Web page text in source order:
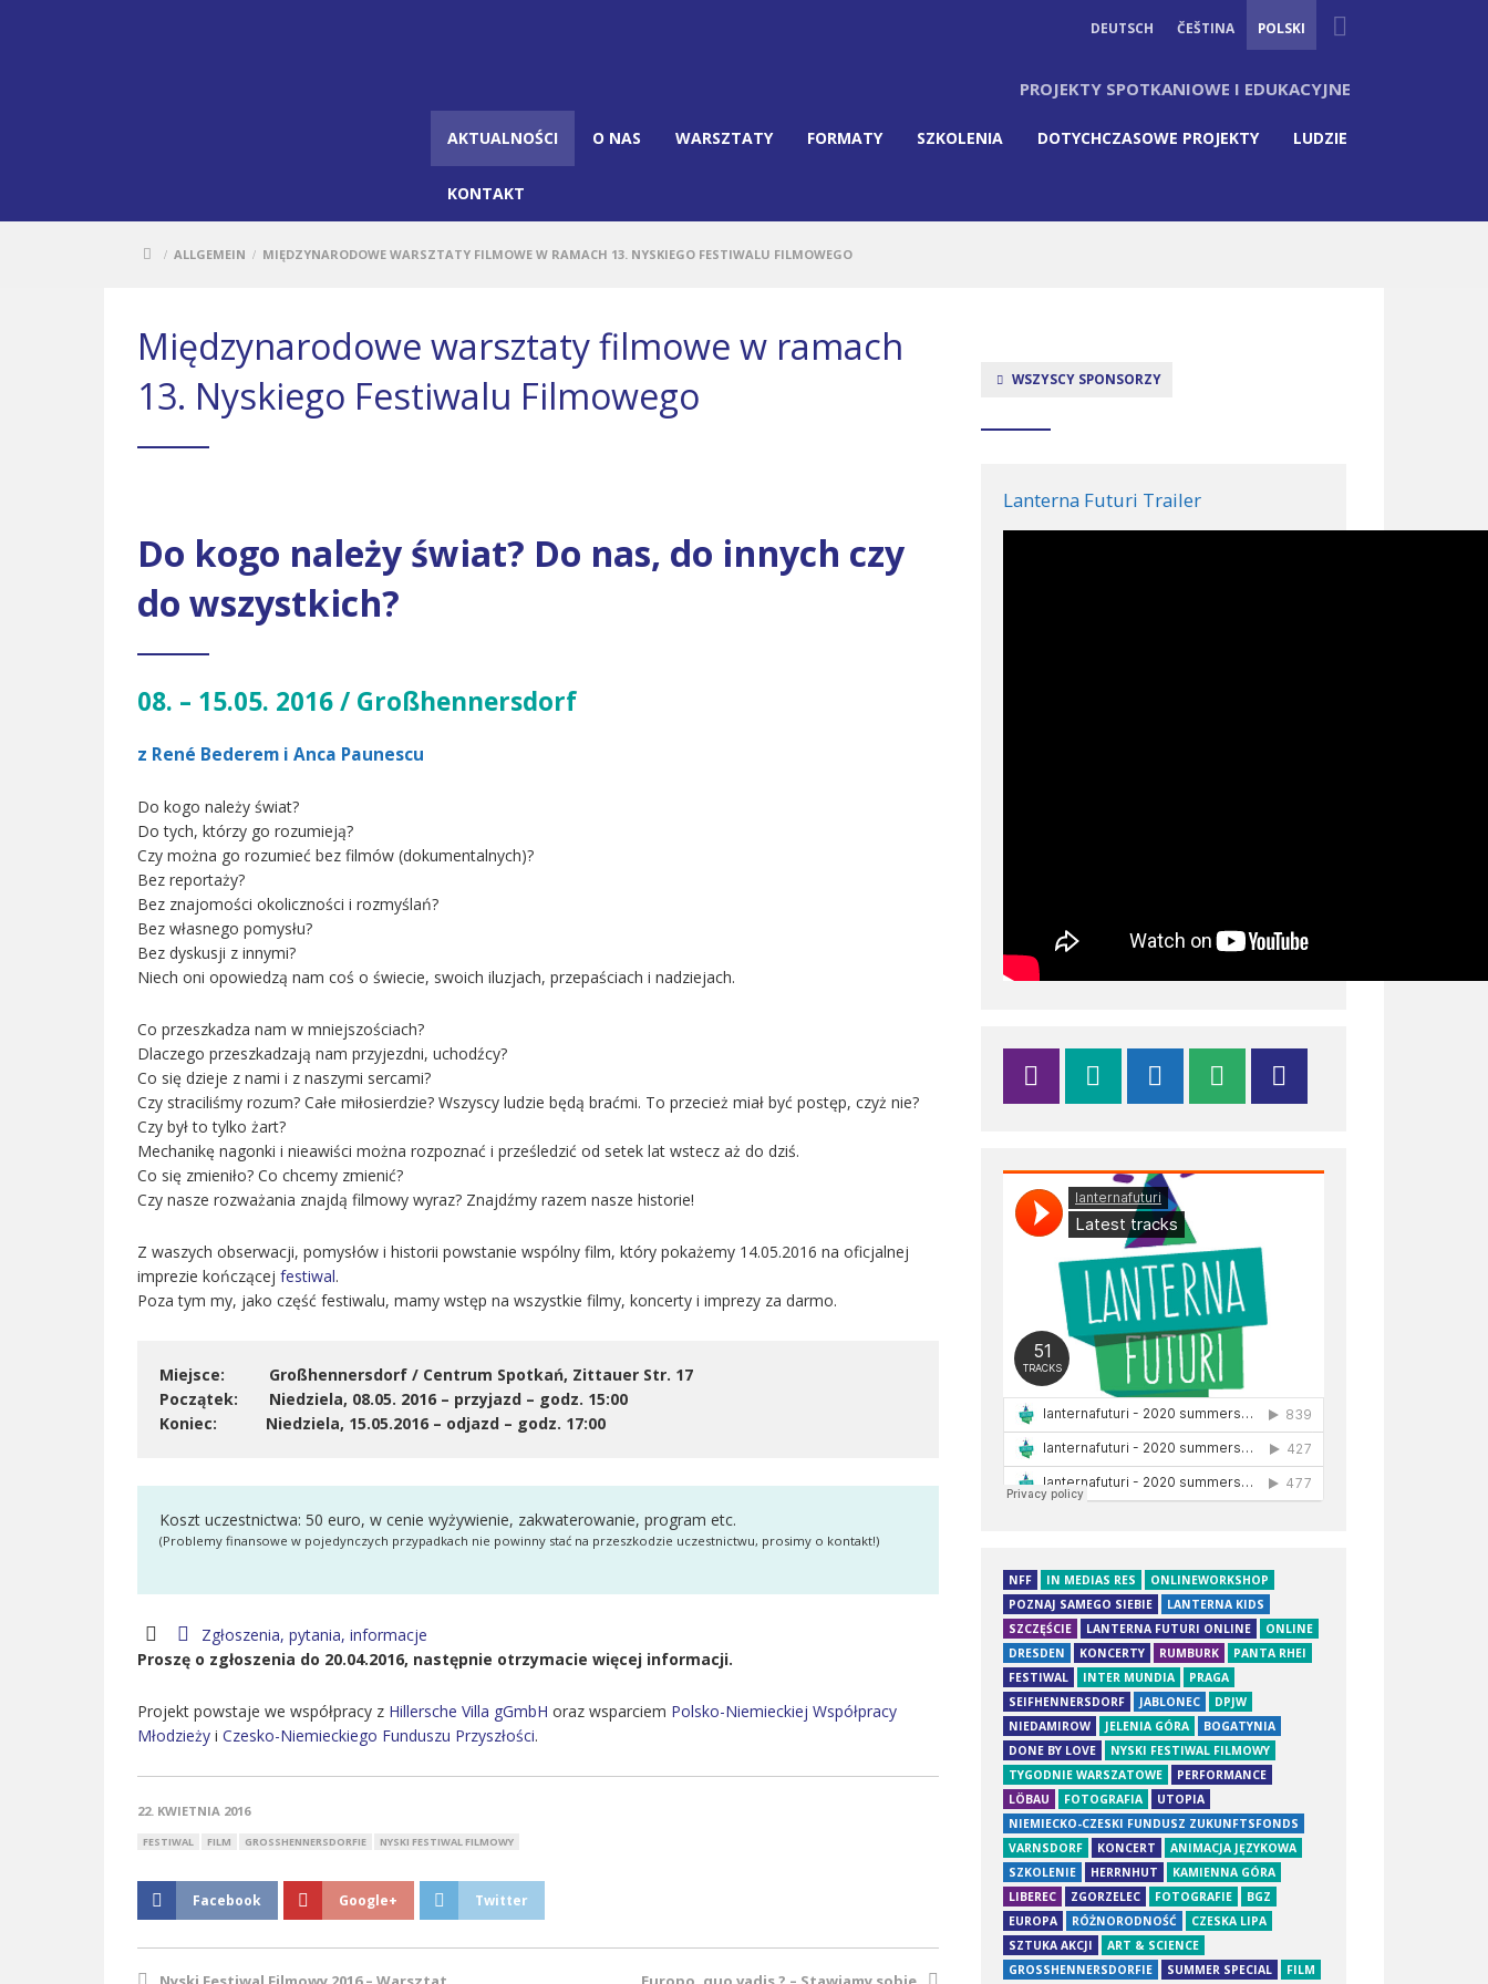
DEUTSCH ČEŠTINA POLSKI
PROJEKTY SPOTKANIOWE I EDUKACYJNE
AKTUALNOŚCI O NAS WARSZTATY FORMATY SZKOLENIA DOTYCHCZASOWE PROJEKTY LUDZIE
KONTAKT
/ ALLGEMEIN / MIĘDZYNARODOWE WARSZTATY FILMOWE W RAMACH 13. NYSKIEGO FESTIWALU FILMOWEGO
Międzynarodowe warsztaty filmowe w ramach
13. Nyskiego Festiwalu Filmowego
Do kogo należy świat? Do nas, do innych czy
do wszystkich?
08. – 15.05. 2016 / Großhennersdorf
z René Bederem i Anca Paunescu
Do kogo należy świat?
Do tych, którzy go rozumieją?
Czy można go rozumieć bez filmów (dokumentalnych)?
Bez reportaży?
Bez znajomości okoliczności i rozmyślań?
Bez własnego pomysłu?
Bez dyskusji z innymi?
Niech oni opowiedzą nam coś o świecie, swoich iluzjach, przepaściach i nadziejach.
Co przeszkadza nam w mniejszościach?
Dlaczego przeszkadzają nam przyjezdni, uchodźcy?
Co się dzieje z nami i z naszymi sercami?
Czy straciliśmy rozum? Całe miłosierdzie? Wszyscy ludzie będą braćmi. To przecież miał być postęp, czyż nie?
Czy był to tylko żart?
Mechanikę nagonki i nieawiści można rozpoznać i prześledzić od setek lat wstecz aż do dziś.
Co się zmieniło? Co chcemy zmienić?
Czy nasze rozważania znajdą filmowy wyraz? Znajdźmy razem nasze historie!
Z waszych obserwacji, pomysłów i historii powstanie wspólny film, który pokażemy 14.05.2016 na oficjalnej
imprezie kończącej festiwal.
Poza tym my, jako część festiwalu, mamy wstęp na wszystkie filmy, koncerty i imprezy za darmo.
Miejsce: Großhennersdorf / Centrum Spotkań, Zittauer Str. 17
Początek: Niedziela, 08.05. 2016 – przyjazd – godz. 15:00
Koniec: Niedziela, 15.05.2016 – odjazd – godz. 17:00
Koszt uczestnictwa: 50 euro, w cenie wyżywienie, zakwaterowanie, program etc.
(Problemy finansowe w pojedynczych przypadkach nie powinny stać na przeszkodzie uczestnictwu, prosimy o kontakt!)
Zgłoszenia, pytania, informacje
Proszę o zgłoszenia do 20.04.2016, następnie otrzymacie więcej informacji.
Projekt powstaje we współpracy z Hillersche Villa gGmbH oraz wsparciem Polsko-Niemieckiej Współpracy
Młodzieży i Czesko-Niemieckiego Funduszu Przyszłości.
22. KWIETNIA 2016
FESTIWAL FILM GROSSHENNERSDORFIE NYSKI FESTIWAL FILMOWY
Facebook Google+ Twitter
WSZYSCY SPONSORZY
Lanterna Futuri Trailer
NFF IN MEDIAS RES
ONLINEWORKSHOP
POZNAJ SAMEGO SIEBIE
LANTERNA KIDS
SZCZĘŚCIE
LANTERNA FUTURI ONLINE
ONLINE
DRESDEN
KONCERTY RUMBURK
PANTA RHEI
FESTIWAL
INTER MUNDIA
PRAGA
SEIFHENNERSDORF
JABLONEC
DPJW
NIEDAMIROW
JELENIA GÓRA
BOGATYNIA
DONE BY LOVE
NYSKI FESTIWAL FILMOWY
TYGODNIE WARSZATOWE
PERFORMANCE
LÖBAU
FOTOGRAFIA
UTOPIA
NIEMIECKO-CZESKI FUNDUSZ ZUKUNFTSFONDS
VARNSDORF
KONCERT
ANIMACJA JĘZYKOWA
SZKOLENIE
HERRNHUT
KAMIENNA GÓRA
LIBEREC
ZGORZELEC FOTOGRAFIE
BGZ
EUROPA
RÓŻNORODNOŚĆ
CZESKA LIPA
SZTUKA AKCJI
ART & SCIENCE
GROSSHENNERSDORFIE
SUMMER SPECIAL FILM